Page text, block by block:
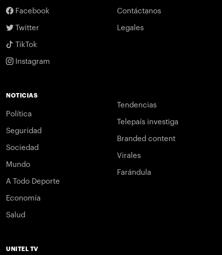
Facebook
Twitter
TikTok
Instagram
Contáctanos
Legales
NOTICIAS
Política
Seguridad
Sociedad
Mundo
A Todo Deporte
Economía
Salud
Tendencias
Telepaís investiga
Branded content
Virales
Farándula
UNITEL TV